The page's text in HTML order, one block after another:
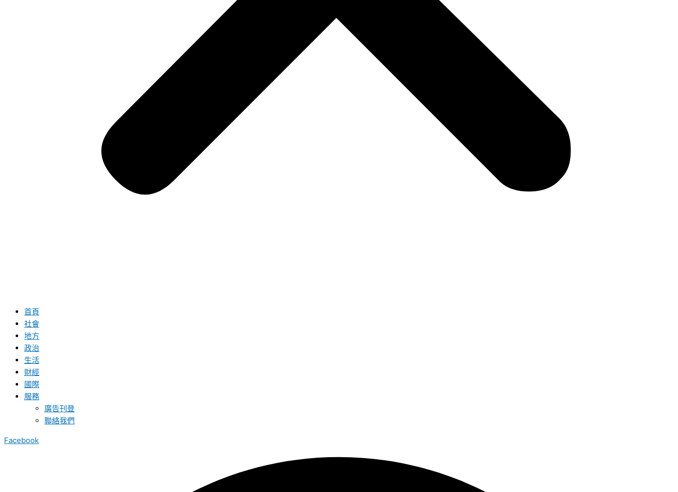
首頁
社會
地方
政治
生活
財經
國際
服務
廣告刊登
聯絡我們
Facebook